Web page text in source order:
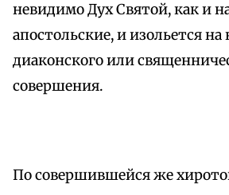
невидимо Дух Святой, как и
апостольские, и изольется на
диаконского или
совершения.
По совершившейся же